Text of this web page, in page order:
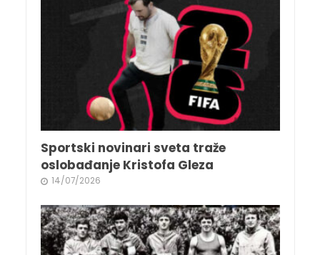
Sportski novinari sveta traže
oslobađanje Kristofa Gleza
14/07/2026